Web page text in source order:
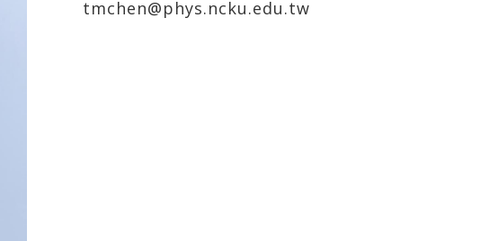
tmchen@phys.ncku.edu.tw